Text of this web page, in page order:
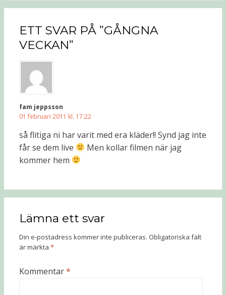
ETT SVAR PÅ ”GÅNGNA
VECKAN”
fam jeppsson
01 februari 2011 kl. 17:22
så flitiga ni har varit med era kläder!! Synd jag inte
får se dem live
Men kollar filmen när jag
kommer hem
Lämna ett svar
Din e-postadress kommer inte publiceras. Obligatoriska fält
är märkta *
Kommentar*